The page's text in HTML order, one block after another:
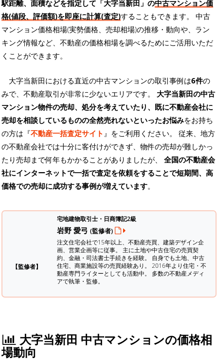
駅距離、面積などを指定して「大字当新田」の中古マンション価
格(値段、評価額)を即座に計算(査定)することもできます。 中古
マンション価格相場(実勢価格、売却相場)の推移・動向や、ラン
キング情報など、不動産の価格相場を調べるためにご活用いただ
くことができます。
大字当新田における直近の中古マンションの取引事例は6件の
みで、不動産取引が非常に少ないエリアです。 大字当新田の中古
マンション物件の売却、処分を考えていたり、既に不動産会社に
売却を相談しているものの全然売れないといったお悩みをお持ち
の方は『不動産一括査定サイト 』をご利用ください。 従来、地方
の不動産会社では十分に客付けができず、物件の売却が難しかっ
たり売却まで何年もかかることがありましたが、 全国の不動産会
社にインターネットで一括で査定を依頼をすることで短期間、高
価格での売却に成功する事例が増えています。
【監修者】
宅地建物取引士・日商簿記2級
岩野 愛弓 (監修者)
注文住宅会社で15年以上、不動産売買、建築デザイン企
画、営業企画等に従事。 主に土地や中古住宅の売買契
約、金融・司法書士手続きを経験。 自身でも土地、中古
住宅、商業施設等の売買経験あり。 2016年より住宅・不
動産専門ライターとしても活動中。 多数の不動産メディ
アで執筆・監修。
大字当新田 中古マンションの価格相
場動向